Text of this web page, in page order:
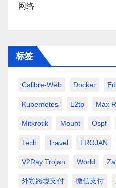
网络
标签
Calibre-Web Docker
Kubernetes L2tp Max
Mitkrotik Mount Ospf
Tech Travel TROJAN
V2Ray Trojan World
外贸跨境支付 微信支付